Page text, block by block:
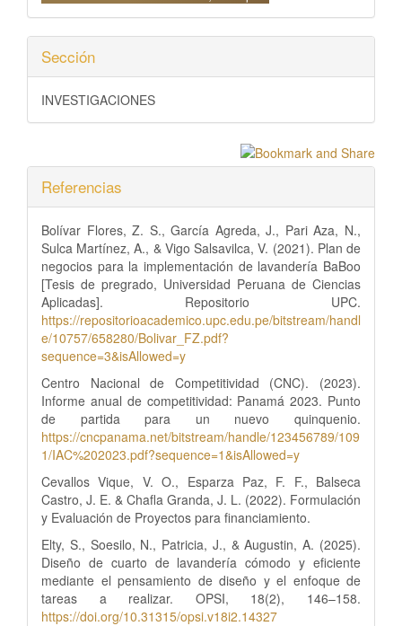
Sección
INVESTIGACIONES
Referencias
Bolívar Flores, Z. S., García Agreda, J., Pari Aza, N.,
Sulca Martínez, A., & Vigo Salsavilca, V. (2021). Plan de
negocios para la implementación de lavandería BaBoo
[Tesis de pregrado, Universidad Peruana de Ciencias
Aplicadas]. Repositorio UPC.
https://repositorioacademico.upc.edu.pe/bitstream/handl
e/10757/658280/Bolivar_FZ.pdf?
sequence=3&isAllowed=y
Centro Nacional de Competitividad (CNC). (2023).
Informe anual de competitividad: Panamá 2023. Punto
de partida para un nuevo quinquenio.
https://cncpanama.net/bitstream/handle/123456789/109
1/IAC%202023.pdf?sequence=1&isAllowed=y
Cevallos Vique, V. O., Esparza Paz, F. F., Balseca
Castro, J. E. & Chafla Granda, J. L. (2022). Formulación
y Evaluación de Proyectos para financiamiento.
Elty, S., Soesilo, N., Patricia, J., & Augustin, A. (2025).
Diseño de cuarto de lavandería cómodo y eficiente
mediante el pensamiento de diseño y el enfoque de
tareas a realizar. OPSI, 18(2), 146–158.
https://doi.org/10.31315/opsi.v18i2.14327